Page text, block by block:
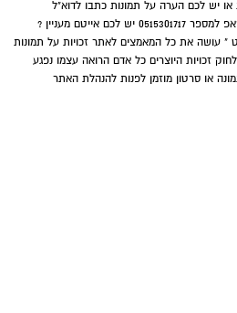
יש לכם הערה על תמונות כתבו לדוא"ל
או בווטסאפ למספר 0515301717 יש לכם אייטם מעניין ?
" עושה את כל המאמצים לאתר זכויות על תמונות
אולם, בהתאם לסעיף 27א' לחוק זכויות היוצרים כל אדם הרואה עצמו נפגע
או סרטון מוזמן לפנות להנהלת האתר